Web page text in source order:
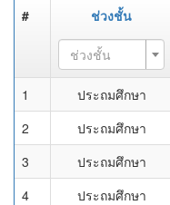
# ช่วงชั้น
ช่วงชั้น
1 ประถมศึกษา
2
ประถมศึกษา
3
ประถมศึกษา
4
ประถมศึกษา